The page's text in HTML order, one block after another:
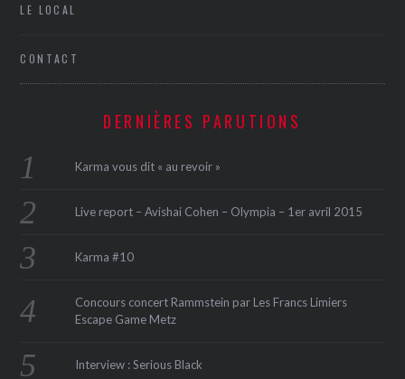
LE LOCAL
CONTACT
DERNIÈRES PARUTIONS
Karma vous dit « au revoir »
Live report – Avishai Cohen – Olympia – 1er avril 2015
Karma #10
Concours concert Rammstein par Les Francs Limiers
Escape Game Metz
Interview : Serious Black